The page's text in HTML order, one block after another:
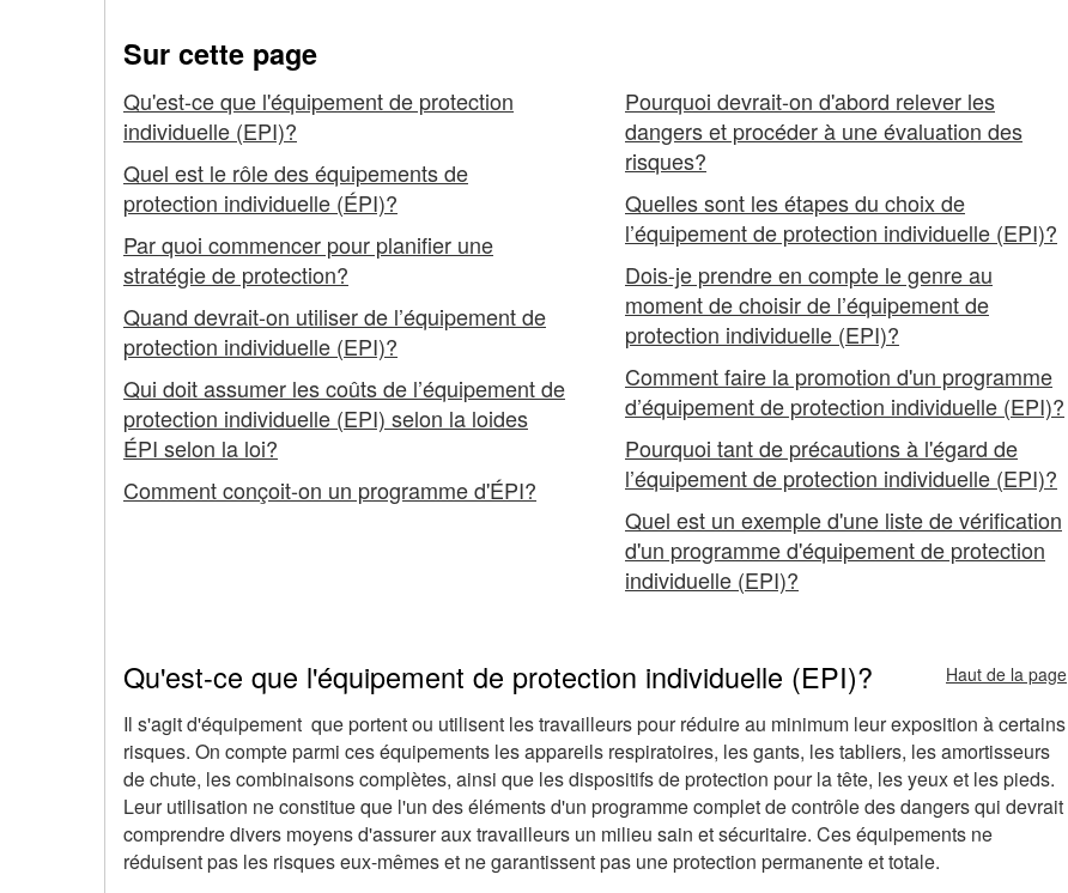
programme
efficace
Sur cette page
Qu'est-ce que l'équipement de protection
individuelle (EPI)?
Quel est le rôle des équipements de
protection individuelle (ÉPI)?
Par quoi commencer pour planifier une
stratégie de protection?
Quand devrait-on utiliser de l’équipement de
protection individuelle (EPI)?
Qui doit assumer les coûts de l’équipement de
protection individuelle (EPI) selon la loides
ÉPI selon la loi?
Comment conçoit-on un programme d'ÉPI?
Pourquoi devrait-on d'abord relever les
dangers et procéder à une évaluation des
risques?
Quelles sont les étapes du choix de
l’équipement de protection individuelle (EPI)?
Dois-je prendre en compte le genre au
moment de choisir de l’équipement de
protection individuelle (EPI)?
Comment faire la promotion d'un programme
d’équipement de protection individuelle (EPI)?
Pourquoi tant de précautions à l'égard de
l’équipement de protection individuelle (EPI)?
Quel est un exemple d'une liste de vérification
d'un programme d'équipement de protection
individuelle (EPI)?
Qu'est-ce que l'équipement de protection individuelle (EPI)? Haut de la page
Il s'agit d'équipement que portent ou utilisent les travailleurs pour réduire au minimum leur exposition à certains
risques. On compte parmi ces équipements les appareils respiratoires, les gants, les tabliers, les amortisseurs
de chute, les combinaisons complètes, ainsi que les dispositifs de protection pour la tête, les yeux et les pieds.
Leur utilisation ne constitue que l'un des éléments d'un programme complet de contrôle des dangers qui devrait
comprendre divers moyens d'assurer aux travailleurs un milieu sain et sécuritaire. Ces équipements ne
réduisent pas les risques eux-mêmes et ne garantissent pas une protection permanente et totale.